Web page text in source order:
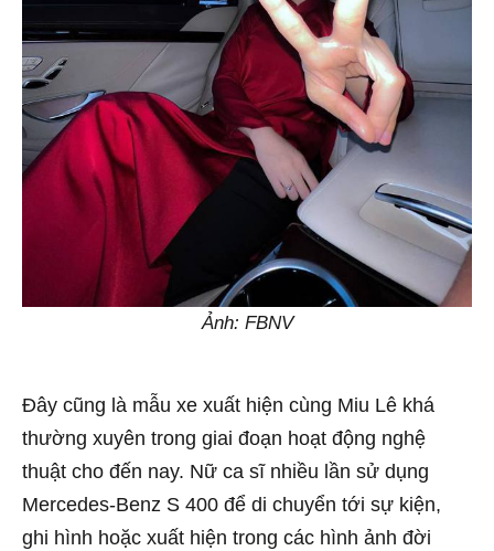
Ảnh: FBNV
Đây cũng là mẫu xe xuất hiện cùng Miu Lê khá
thường xuyên trong giai đoạn hoạt động nghệ
thuật cho đến nay. Nữ ca sĩ nhiều lần sử dụng
Mercedes-Benz S 400 để di chuyển tới sự kiện,
ghi hình hoặc xuất hiện trong các hình ảnh đời